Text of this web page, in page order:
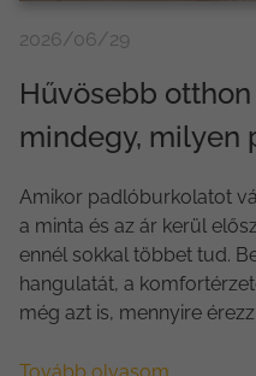
2026/06/29
Hűvösebb
mindegy, milyen
Amikor padlóburkolatot
a minta és az ár kerül
ennél sokkal többet tud.
hangulatát, a
még azt is, mennyire